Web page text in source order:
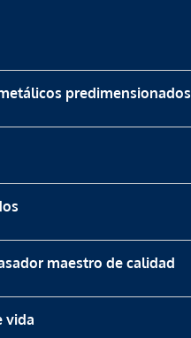
predimensionados
maestro de calidad
vida